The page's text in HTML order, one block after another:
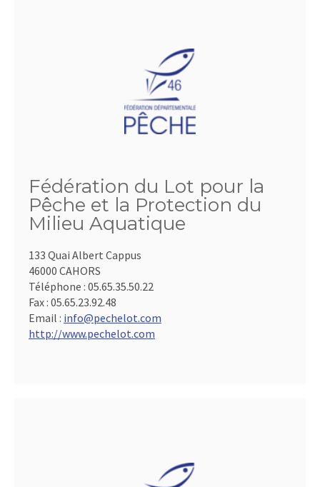
Fédération du Lot pour la
Pêche et la Protection du
Milieu Aquatique
133 Quai Albert Cappus
46000 CAHORS
Téléphone : 05.65.35.50.22
Fax : 05.65.23.92.48
Email : info@pechelot.com
http://www.pechelot.com